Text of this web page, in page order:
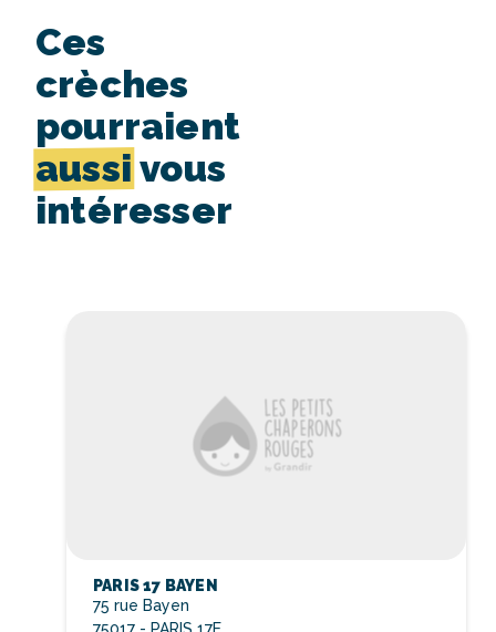
Ces
crèches
pourraient
aussi vous
intéresser
PARIS 17 BAYEN
75 rue Bayen